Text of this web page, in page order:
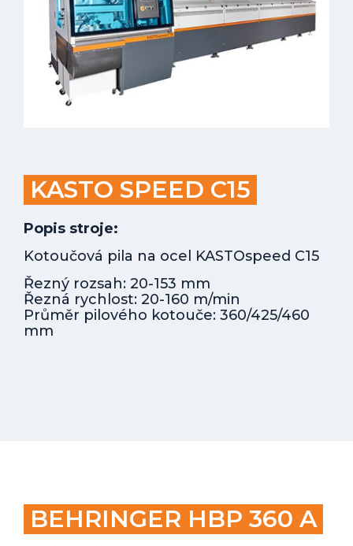
KASTO SPEED C15
Popis stroje:
Kotoučová pila na ocel KASTOspeed C15
Řezný rozsah: 20-153 mm
Řezná rychlost: 20-160 m/min
Průměr pilového kotouče: 360/425/460
mm
BEHRINGER HBP 360 A